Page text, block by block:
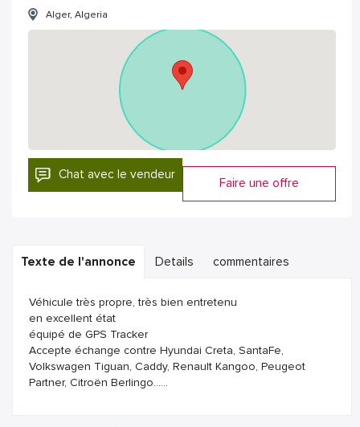
Alger, Algeria
Chat avec le vendeur
Faire une offre
Texte de l'annonce Details commentaires
Véhicule très propre, très bien entretenu
en excellent état
équipé de GPS Tracker
Accepte échange contre Hyundai Creta, SantaFe,
Volkswagen Tiguan, Caddy, Renault Kangoo, Peugeot
Partner, Citroën Berlingo......